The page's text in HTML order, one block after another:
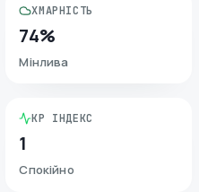
ХМАРНІСТЬ
74%
Мінлива
KP ІНДЕКС
1
Спокійно